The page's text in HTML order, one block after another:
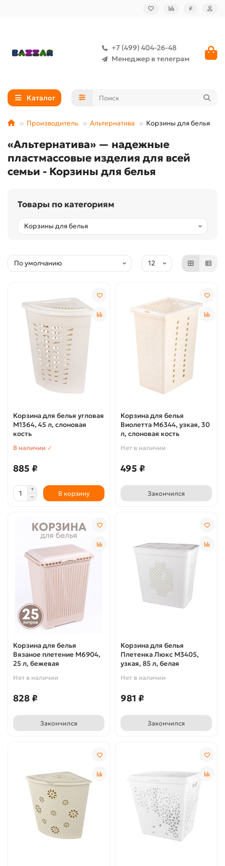
₽
+7 (499) 404-26-48
Менеджер в телеграм
Каталог
Производитель Альтернатива Корзины для белья
«Альтернатива» — надежные
пластмассовые изделия для всей
семьи - Корзины для белья
Товары по категориям
Корзина для белья угловая
М1364, 45 л, слоновая
кость
В наличии ✓
885 ₽
В корзину
Корзина для белья
Виолетта М6344, узкая, 30
л, слоновая кость
Нет в наличии
495 ₽
Закончился
Корзина для белья
Вязаное плетение М6904,
25 л, бежевая
Нет в наличии
828 ₽
Закончился
Корзина для белья
Плетенка Люкс М3405,
узкая, 85 л, белая
Нет в наличии
981 ₽
Закончился